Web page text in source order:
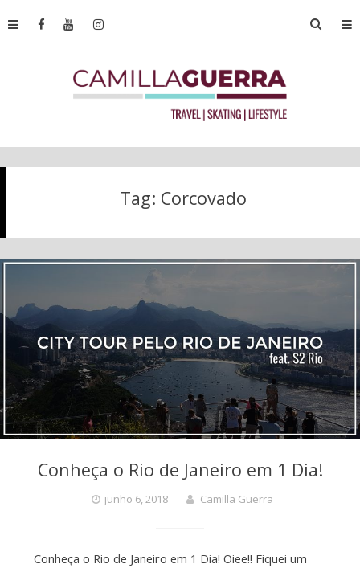
Tag: Corcovado
Conheça o Rio de Janeiro em 1 Dia!
junho 6, 2018 Camilla Guerra
Conheça o Rio de Janeiro em 1 Dia! Oiee!! Fiquei um